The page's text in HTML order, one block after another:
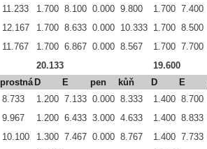
11.233 1.700 8.100 0.000 9.800 1.700 7.400
12.167 1.700 8.633 0.000 10.333 1.700 8.500
11.767 1.700 6.867 0.000 8.567 1.700 7.700
20.133 19.600
prostná D E pen kůň D E
8.733 1.200 7.133 0.000 8.333 1.400 8.700
9.967 1.200 6.433 3.000 4.633 1.400 8.833
10.100 1.300 7.467 0.000 8.767 1.400 7.733